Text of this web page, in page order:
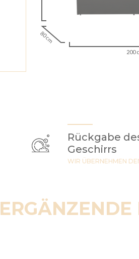
80 cm
200
Rückgabe
Geschirrs
WIR ÜBERNEHMEN